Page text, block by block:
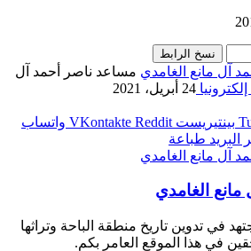
نسخ الرابط
مساعد ناصر أحمد آل
24 أبريل، 2021
بينتيريست
واتساب
طباعة
الغامدي
في تدوين تاريخ منطقة الباحة وتراثها
في هذا الموقع العامر بكم.